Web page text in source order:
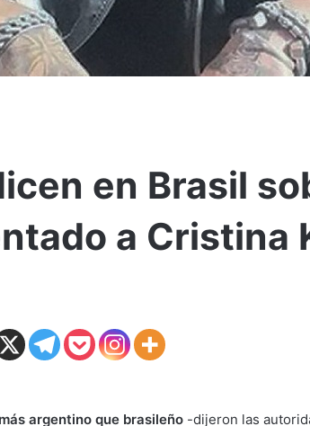
en Brasil
a Cristina
argentino que brasileño -dijeron las